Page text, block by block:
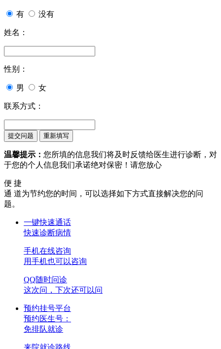
有 没有
姓名：
性别：
男 女
联系方式：
温馨提示： 您所填的信息我们将及时反馈给医生进行诊断，对
于您的个人信息我们承诺绝对保密！请您放心
便 捷
通 道为节约您的时间，可以选择如下方式直接解决您的问
题。
一键快速通话
快速诊断病情
手机在线咨询
用手机也可以咨询
QQ随时问诊
这次问，下次还可以问
预约挂号平台
预约医生号：
免排队就诊
来院就诊路线